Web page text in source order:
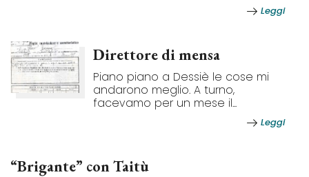
Leggi
Direttore di mensa
Piano piano a Dessiè le cose mi
andarono meglio. A turno,
facevamo per un mese il...
Leggi
“Brigante” con Taitù